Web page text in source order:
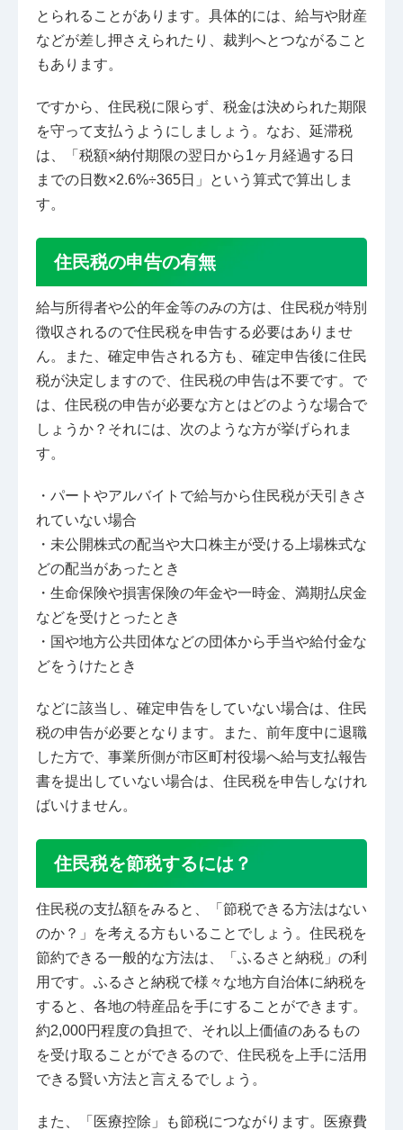
とられることがあります。具体的には、給与や財産
などが差し押さえられたり、裁判へとつながること
もあります。
ですから、住民税に限らず、税金は決められた期限
を守って支払うようにしましょう。なお、延滞税
は、「税額×納付期限の翌日から1ヶ月経過する日
までの日数×2.6%÷365日」という算式で算出しま
す。
住民税の申告の有無
給与所得者や公的年金等のみの方は、住民税が特別
徴収されるので住民税を申告する必要はありませ
ん。また、確定申告される方も、確定申告後に住民
税が決定しますので、住民税の申告は不要です。で
は、住民税の申告が必要な方とはどのような場合で
しょうか？それには、次のような方が挙げられま
す。
・パートやアルバイトで給与から住民税が天引きさ
れていない場合
・未公開株式の配当や大口株主が受ける上場株式な
どの配当があったとき
・生命保険や損害保険の年金や一時金、満期払戻金
などを受けとったとき
・国や地方公共団体などの団体から手当や給付金な
どをうけたとき
などに該当し、確定申告をしていない場合は、住民
税の申告が必要となります。また、前年度中に退職
した方で、事業所側が市区町村役場へ給与支払報告
書を提出していない場合は、住民税を申告しなけれ
ばいけません。
住民税を節税するには？
住民税の支払額をみると、「節税できる方法はない
のか？」を考える方もいることでしょう。住民税を
節約できる一般的な方法は、「ふるさと納税」の利
用です。ふるさと納税で様々な地方自治体に納税を
すると、各地の特産品を手にすることができます。
約2,000円程度の負担で、それ以上価値のあるもの
を受け取ることができるので、住民税を上手に活用
できる賢い方法と言えるでしょう。
また、「医療控除」も節税につながります。医療費